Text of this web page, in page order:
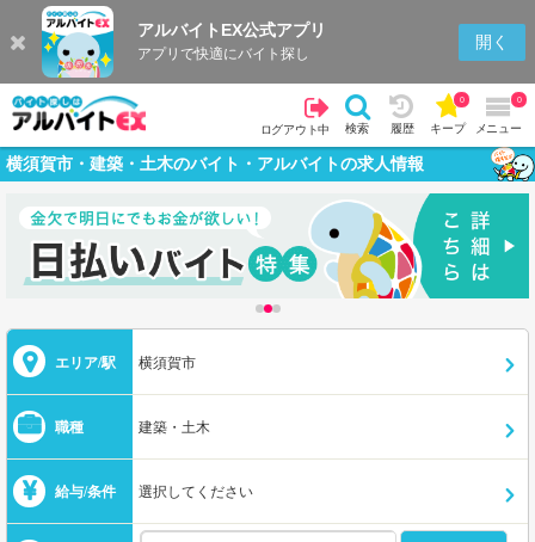
アルバイトEX公式アプリ
アプリで快適にバイト探し
開く
ログアウト中 検索 履歴 キープ
0
メニュー
0
横須賀市・建築・土木のバイト・アルバイトの求人情報
エリア/駅 横須賀市
職種 建築・土木
給与/条件 選択してください